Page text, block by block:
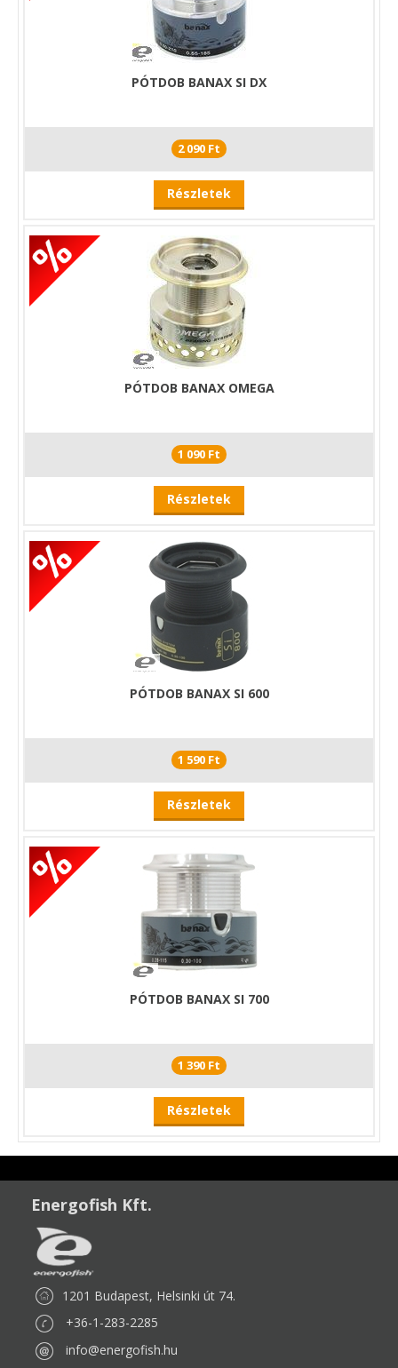
PÓTDOB BANAX SI DX
2 090 Ft
Részletek
PÓTDOB BANAX OMEGA
1 090 Ft
Részletek
PÓTDOB BANAX SI 600
1 590 Ft
Részletek
PÓTDOB BANAX SI 700
1 390 Ft
Részletek
Energofish Kft.
1201 Budapest, Helsinki út 74.
+36-1-283-2285
info@energofish.hu